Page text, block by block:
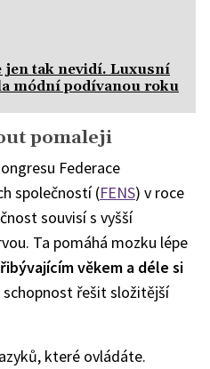
jen tak nevidí. Luxusní
módní podívanou roku
pomaleji
Federace
společností (FENS) v roce
souvisí s vyšší
Ta pomáhá mozku lépe
věkem a déle si
řešit složitější
které ovládáte.